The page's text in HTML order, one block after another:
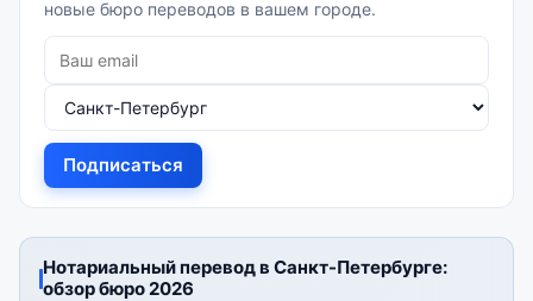
новые бюро переводов в вашем городе.
Подписаться
Нотариальный перевод в Санкт-Петербурге:
обзор бюро 2026